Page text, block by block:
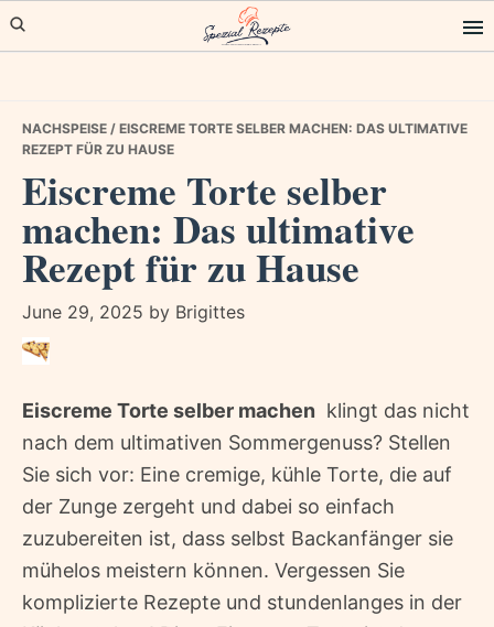
Skip
to
Skip
to
Skip
to
NACHSPEISE / EISCREME TORTE SELBER MACHEN: DAS ULTIMATIVE
REZEPT FÜR ZU HAUSE
Eiscreme Torte selber
machen: Das ultimative
Rezept für zu Hause
June 29, 2025 by Brigittes
Eiscreme Torte selber machen  klingt das nicht
nach dem ultimativen Sommergenuss? Stellen
Sie sich vor: Eine cremige, kühle Torte, die auf
der Zunge zergeht und dabei so einfach
zuzubereiten ist, dass selbst Backanfänger sie
mühelos meistern können. Vergessen Sie
komplizierte Rezepte und stundenlanges in der